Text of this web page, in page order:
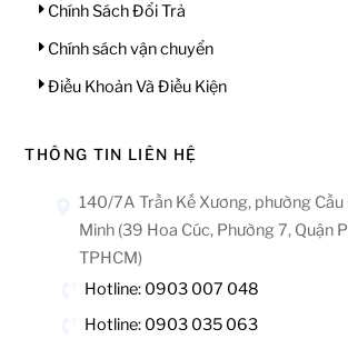
Chính Sách Đổi Trả
Chính sách vận chuyển
Điều Khoản Và Điều Kiện
THÔNG TIN LIÊN HỆ
140/7A Trần Kế Xương, phường Cầu
Minh (39 Hoa Cúc, Phường 7, Quận
TPHCM)
Hotline: 0903 007 048
Hotline: 0903 035 063